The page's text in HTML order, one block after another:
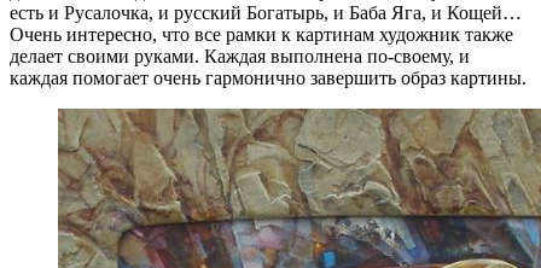
есть и Русалочка, и русский Богатырь, и Баба Яга, и Кощей…
Очень интересно, что все рамки к картинам художник также
делает своими руками. Каждая выполнена по-своему, и
каждая помогает очень гармонично завершить образ картины.